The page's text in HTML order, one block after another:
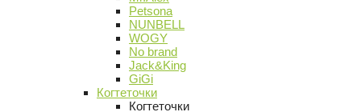
Petsona
NUNBELL
WOGY
No brand
Jack&King
GiGi
Когтеточки
Когтеточки